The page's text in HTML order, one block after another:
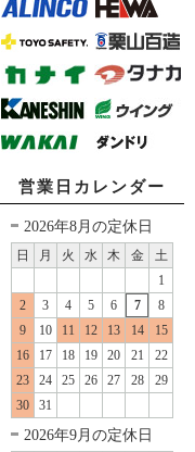
営業日カレンダー
2026年8月の定休日
日 月 火 水 木 金
土
1
2
3 4 5 6 7
8
9
10 11 12 13 14
15
16
17 18 19 20 21
22
23
24 25 26 27 28
29
30
31
2026年9月の定休日